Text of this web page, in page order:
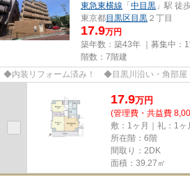
東急東横線 「 中目黒 」駅 徒
東京都目黒区 目黒 ２丁目
17.9万円
築年数：築43年 ｜募集中：
階数：7階建
◆内装リフォーム済み！ ◆目黒川沿い・角部屋
17.9万円
(管理費・共益費
敷：1ヶ月｜礼：1ヶ
所在階：6階
間取り：2DK
面積：39.27㎡